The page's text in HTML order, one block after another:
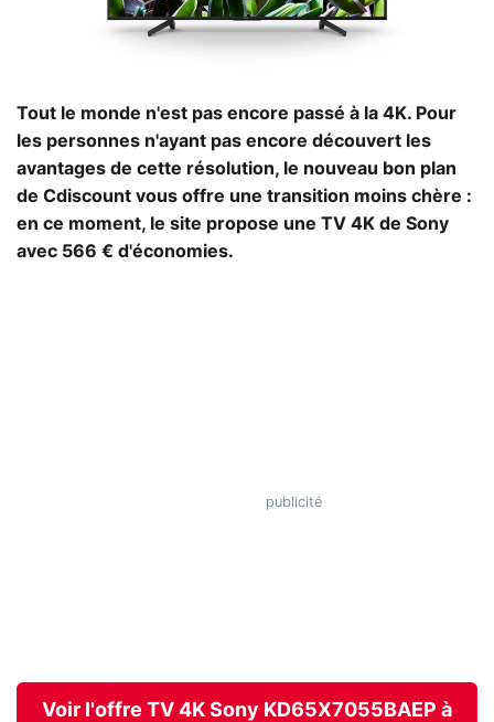
Tout le monde n'est pas encore passé à la 4K. Pour
les personnes n'ayant pas encore découvert les
avantages de cette résolution, le nouveau bon plan
de Cdiscount vous offre une transition moins chère :
en ce moment, le site propose une TV 4K de Sony
avec 566 € d'économies.
Voir l'offre TV 4K Sony KD65X7055BAEP à